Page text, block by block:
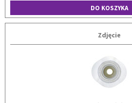
DO KOSZYKA
Zdjęcie